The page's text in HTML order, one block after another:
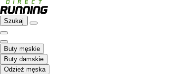
Szukaj
Buty męskie
Buty damskie
Odzież męska